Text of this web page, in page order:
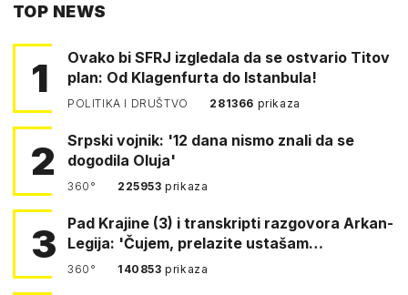
TOP NEWS
1
Ovako bi SFRJ izgledala da se ostvario Titov
plan: Od Klagenfurta do Istanbula!
POLITIKA I DRUŠTVO 281366 prikaza
2
Srpski vojnik: '12 dana nismo znali da se
dogodila Oluja'
360° 225953prikaza
3
Pad Krajine (3) i transkripti razgovora Arkan-
Legija: 'Čujem, prelazite ustašam…
360° 140853prikaza